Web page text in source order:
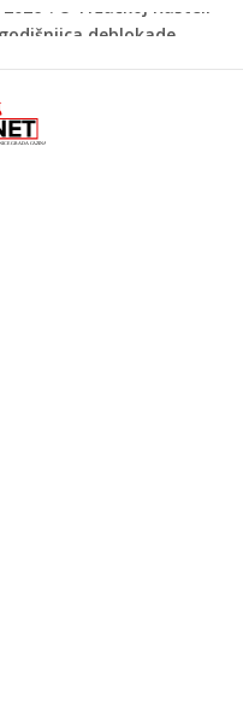
u centru afere,
Dana Grada Cazina
pod udarom požara:
naporima